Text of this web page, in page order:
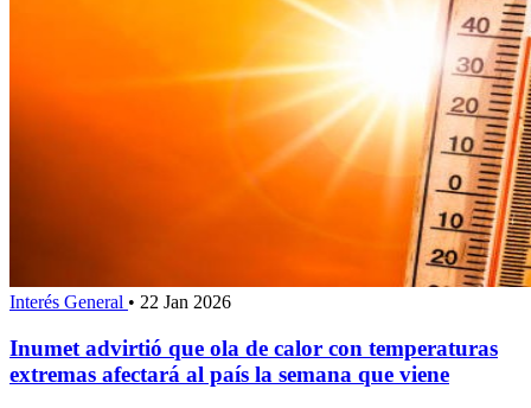
Interés General • 22 Jan 2026
Inumet advirtió que ola de calor con temperaturas
extremas afectará al país la semana que viene